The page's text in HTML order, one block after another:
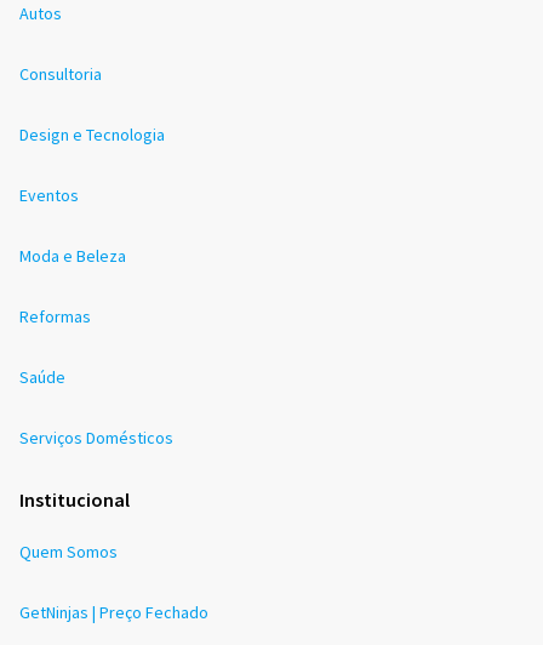
Autos
Consultoria
Design e Tecnologia
Eventos
Moda e Beleza
Reformas
Saúde
Serviços Domésticos
Institucional
Quem Somos
GetNinjas | Preço Fechado